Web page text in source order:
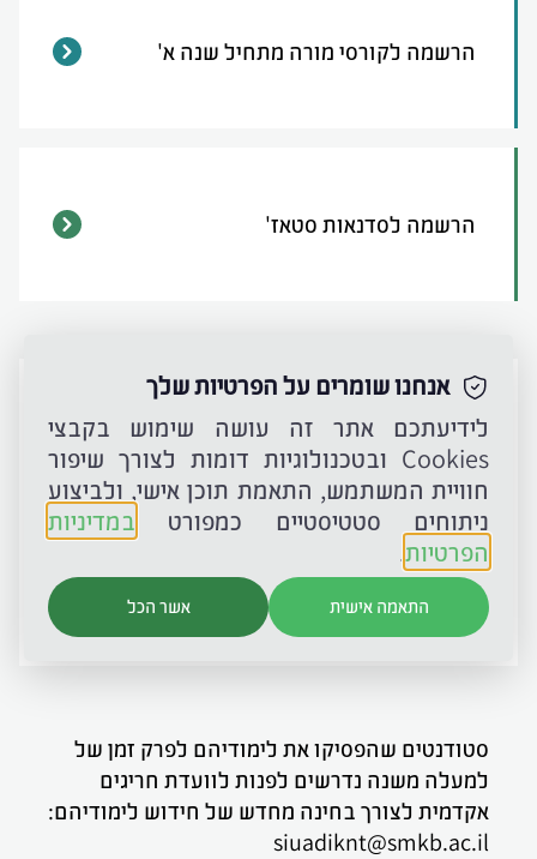
הרשמה לקורסי מורה מתחיל שנה א'
הרשמה לסדנאות סטאז'
נתקלתם בבעיה? פנו למרכז ייעוץ ורישום
03-6902345
03-6901200
smkb@smkb.ac.il
סטודנטים שהפסיקו את לימודיהם לפרק זמן של
למעלה משנה נדרשים לפנות לוועדת חריגים
אקדמית לצורך בחינה מחדש של חידוש לימודיהם:
siuadiknt@smkb.ac.il
אנחנו שומרים על הפרטיות שלך
לידיעתכם אתר זה עושה שימוש בקבצי
Cookies ובטכנולוגיות דומות לצורך שיפור
חוויית המשתמש, התאמת תוכן אישי, ולביצוע
ניתוחים סטטיסטיים כמפורט במדיניות
הפרטיות.
אשר הכל התאמה אישית